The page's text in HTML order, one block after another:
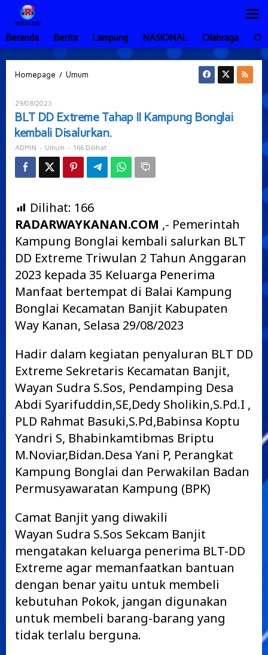
Lewati
konten
Beranda
Berita Lampung NASIONAL Olahraga
Homepage / Umum
II
Kampung
kembali
Disalurkan.
29/08/2023
ADMIN
BLT DD Extreme Tahap II Kampung Bonglai
kembali Disalurkan.
ADMIN - Umum - 166 Dilihat
Dilihat: 166
RADARWAYKANAN.COM ,- Pemerintah
Kampung Bonglai kembali salurkan BLT
DD Extreme Triwulan 2 Tahun Anggaran
2023 kepada 35 Keluarga Penerima
Manfaat bertempat di Balai Kampung
Bonglai Kecamatan Banjit Kabupaten
Way Kanan, Selasa 29/08/2023
Hadir dalam kegiatan penyaluran BLT DD
Extreme Sekretaris Kecamatan Banjit,
Wayan Sudra S.Sos, Pendamping Desa
Abdi Syarifuddin,SE,Dedy Sholikin,S.Pd.I ,
PLD Rahmat Basuki,S.Pd,Babinsa Koptu
Yandri S, Bhabinkamtibmas Briptu
M.Noviar,Bidan.Desa Yani P, Perangkat
Kampung Bonglai dan Perwakilan Badan
Permusyawaratan Kampung (BPK)
Camat Banjit yang diwakili
Wayan Sudra S.Sos Sekcam Banjit
mengatakan keluarga penerima BLT-DD
Extreme agar memanfaatkan bantuan
dengan benar yaitu untuk membeli
kebutuhan Pokok, jangan digunakan
untuk membeli barang-barang yang
tidak terlalu berguna.